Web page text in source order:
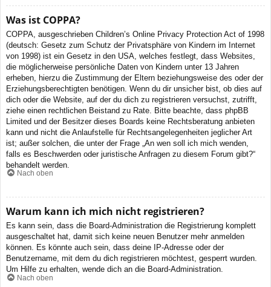
Was ist COPPA?
COPPA, ausgeschrieben Children’s Online Privacy Protection Act of 1998
(deutsch: Gesetz zum Schutz der Privatsphäre von Kindern im Internet
von 1998) ist ein Gesetz in den USA, welches festlegt, dass Websites,
die möglicherweise persönliche Daten von Kindern unter 13 Jahren
erheben, hierzu die Zustimmung der Eltern beziehungsweise des oder der
Erziehungsberechtigten benötigen. Wenn du dir unsicher bist, ob dies auf
dich oder die Website, auf der du dich zu registrieren versuchst, zutrifft,
ziehe einen rechtlichen Beistand zu Rate. Bitte beachte, dass phpBB
Limited und der Besitzer dieses Boards keine Rechtsberatung anbieten
kann und nicht die Anlaufstelle für Rechtsangelegenheiten jeglicher Art
ist; außer solchen, die unter der Frage „An wen soll ich mich wenden,
falls es Beschwerden oder juristische Anfragen zu diesem Forum gibt?“
behandelt werden.
Nach oben
Warum kann ich mich nicht registrieren?
Es kann sein, dass die Board-Administration die Registrierung komplett
ausgeschaltet hat, damit sich keine neuen Benutzer mehr anmelden
können. Es könnte auch sein, dass deine IP-Adresse oder der
Benutzername, mit dem du dich registrieren möchtest, gesperrt wurden.
Um Hilfe zu erhalten, wende dich an die Board-Administration.
Nach oben